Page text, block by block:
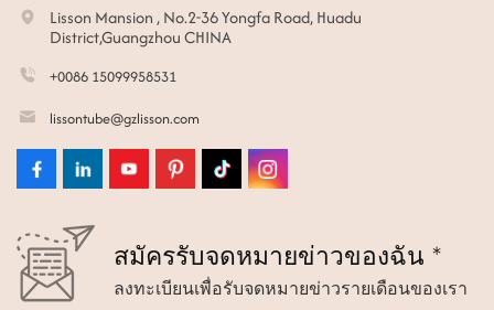
Lisson Mansion , No.2-36 Yongfa Road, Huadu
District,Guangzhou CHINA
+0086 15099958531
lissontube@gzlisson.com
สมัครรับจดหมายข่าวของฉัน *
ลงทะเบียนเพื่อรับจดหมายข่าวรายเดือนของเรา